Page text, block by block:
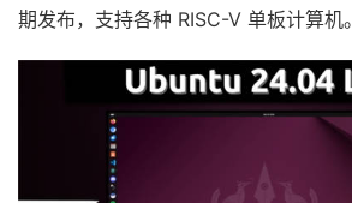
期发布，支持各种 RISC-V 单板计算机。